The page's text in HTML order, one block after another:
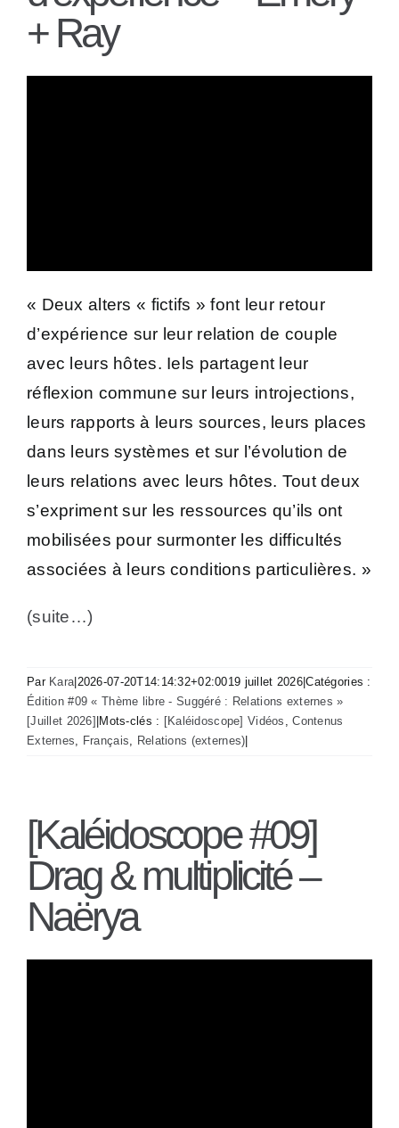
+ Ray
« Deux alters « fictifs » font leur retour
d’expérience sur leur relation de couple
avec leurs hôtes. Iels partagent leur
réflexion commune sur leurs introjections,
leurs rapports à leurs sources, leurs places
dans leurs systèmes et sur l’évolution de
leurs relations avec leurs hôtes. Tout deux
s’expriment sur les ressources qu’ils ont
mobilisées pour surmonter les difficultés
associées à leurs conditions particulières. »
(suite…)
Par Kara|2026-07-20T14:14:32+02:0019 juillet 2026|Catégories :
Édition #09 « Thème libre - Suggéré : Relations externes »
[Juillet 2026]|Mots-clés : [Kaléidoscope] Vidéos ,Contenus
Externes
Français Relations (externes)|
[Kaléidoscope #09]
Drag & multiplicité –
Naërya